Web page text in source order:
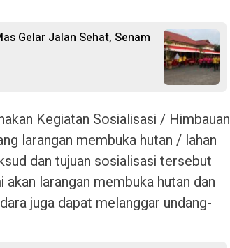
Gelar Jalan Sehat, Senam
Kegiatan Sosialisasi / Himbauan
larangan membuka hutan / lahan
dan tujuan sosialisasi tersebut
larangan membuka hutan dan
juga dapat melanggar undang-